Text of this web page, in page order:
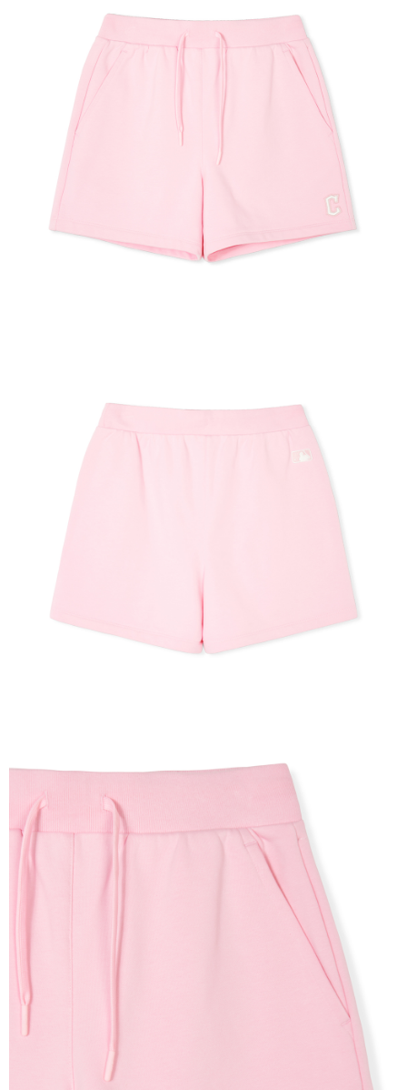
每筆NT$60，滿NT$499(含以上)免運費
宅配滿699免運
每筆NT$80，滿NT$699(含以上)免運費